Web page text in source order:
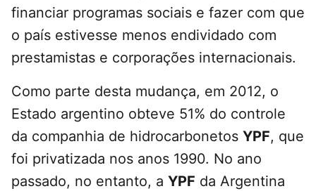
financiar programas sociais e fazer com que
o país estivesse menos endividado com
prestamistas e corporações internacionais.
Como parte desta mudança, em 2012, o
Estado argentino obteve 51% do controle
da companhia de hidrocarbonetos YPF, que
foi privatizada nos anos 1990. No ano
passado, no entanto, a YPF da Argentina